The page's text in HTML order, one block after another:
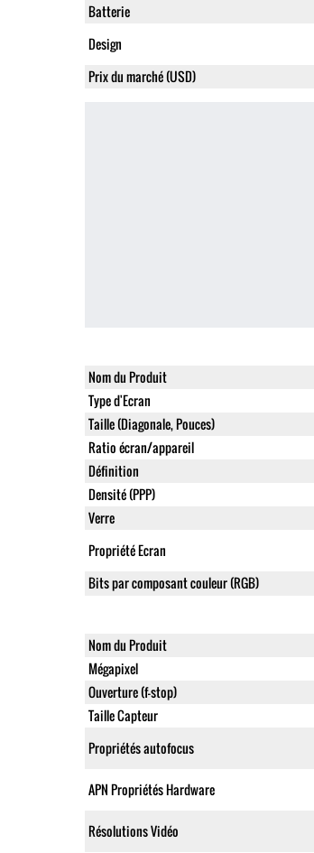
Batterie
Design
Prix du marché (USD)
Nom du Produit
Type d'Ecran
Taille (Diagonale, Pouces)
Ratio écran/appareil
Définition
Densité (PPP)
Verre
Propriété Ecran
Bits par composant couleur (RGB)
Nom du Produit
Mégapixel
Ouverture (f-stop)
Taille Capteur
Propriétés autofocus
APN Propriétés Hardware
Résolutions Vidéo